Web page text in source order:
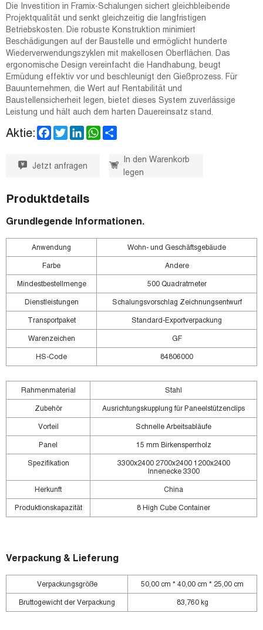
Die Investition in Framix-Schalungen sichert gleichbleibende
Projektqualität und senkt gleichzeitig die langfristigen
Betriebskosten. Die robuste Konstruktion minimiert
Beschädigungen auf der Baustelle und ermöglicht hunderte
Wiederverwendungszyklen mit makellosen Oberflächen. Das
ergonomische Design vereinfacht die Handhabung, beugt
Ermüdung effektiv vor und beschleunigt den Gießprozess. Für
Bauunternehmen, die Wert auf Rentabilität und
Baustellensicherheit legen, bietet dieses System zuverlässige
Leistung und hält auch dem harten Dauereinsatz stand.
Aktie:
F
a
b
k
T
w
t
L
e
n
W
h
r
e
Jetzt anfragen
In den Warenkorb
legen
Produktdetails
Grundlegende Informationen.
Anwendung Wohn- und Geschäftsgebäude
Farbe Andere
Mindestbestellmenge 500 Quadratmeter
Dienstleistungen Schalungsvorschlag Zeichnungsentwurf
Transportpaket Standard-Exportverpackung
Warenzeichen GF
HS-Code 84806000
Rahmenmaterial Stahl
Zubehör Ausrichtungskupplung für Paneelstützenclips
Vorteil Schnelle Arbeitsabläufe
Panel 15 mm Birkensperrholz
Spezifikation
3300x2400 2700x2400 1200x2400
Innenecke 3300
Herkunft China
Produktionskapazität 8 High Cube Container
Verpackung & Lieferung
Verpackungsgröße 50,00 cm * 40,00 cm * 25,00 cm
Bruttogewicht der Verpackung 83,760 kg